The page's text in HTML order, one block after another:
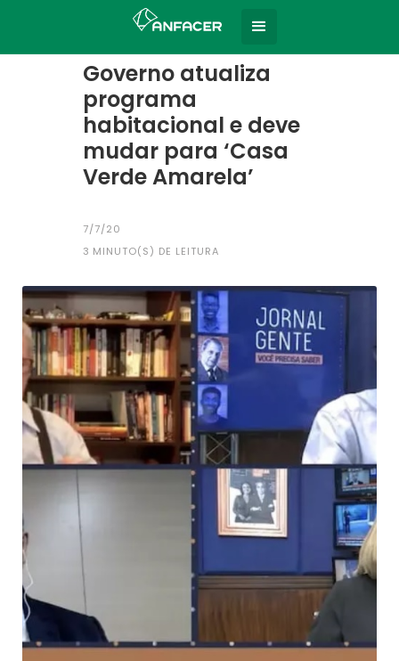
Todas as notícias
Governo atualiza
programa
habitacional e deve
mudar para ‘Casa
Verde Amarela’
7/7/20
3 MINUTO(S) DE LEITURA